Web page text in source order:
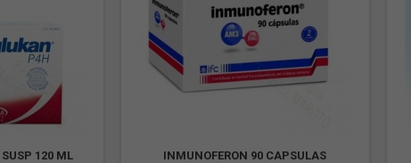
120 ML INMUNOFERON 90 CAPSULAS